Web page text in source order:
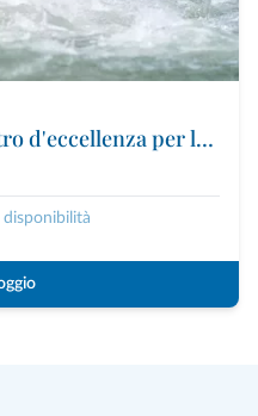
Ursus Adventures: il centro d'eccellenza per le attività outdoor premium in Trentino
disponibilità